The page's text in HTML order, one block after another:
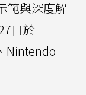
範與深度解
日於
Nintendo